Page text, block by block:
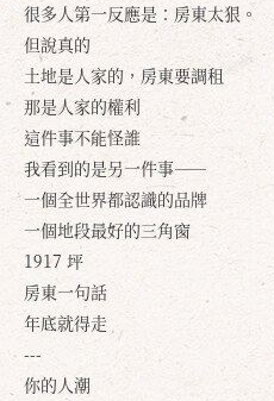
很多人第一反應是：房東太狠。
但說真的
土地是人家的，房東要調租
那是人家的權利
這件事不能怪誰
我看到的是另一件事——
一個全世界都認識的品牌
一個地段最好的三角窗
1917 坪
房東一句話
年底就得走
---
你的人潮